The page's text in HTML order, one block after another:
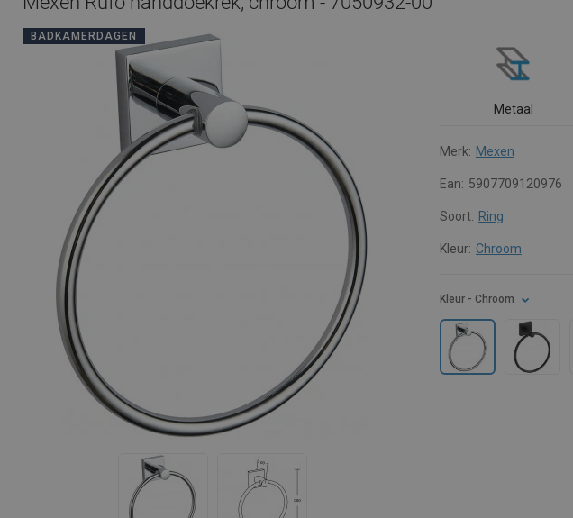
BADKAMERDAGEN
Metaal
Merk: Mexen
Ean: 5907709120976
Soort: Ring
Kleur: Chroom
Kleur - Chroom